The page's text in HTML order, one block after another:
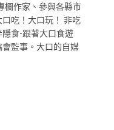
欄作家、參與各縣市
吃！大口玩！ 非吃
食-跟著大口食遊
監事。大口的自媒